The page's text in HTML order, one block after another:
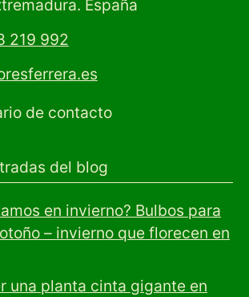
España
219 992
de contacto
del blog
en invierno? Bulbos para
– invierno que florecen en
una planta cinta gigante en